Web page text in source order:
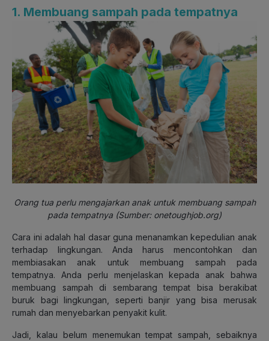
1. Membuang sampah pada tempatnya
Orang tua perlu mengajarkan anak untuk membuang sampah
pada tempatnya (Sumber: onetoughjob.org)
Cara ini adalah hal dasar guna menanamkan kepedulian anak
terhadap lingkungan. Anda harus mencontohkan dan
membiasakan anak untuk membuang sampah pada
tempatnya. Anda perlu menjelaskan kepada anak bahwa
membuang sampah di sembarang tempat bisa berakibat
buruk bagi lingkungan, seperti banjir yang bisa merusak
rumah dan menyebarkan penyakit kulit.
Jadi, kalau belum menemukan tempat sampah, sebaiknya